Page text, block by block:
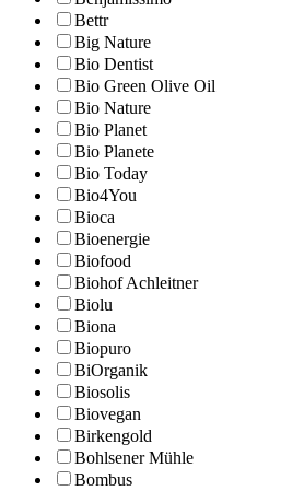
Bettr
Big Nature
Bio Dentist
Bio Green Olive Oil
Bio Nature
Bio Planet
Bio Planete
Bio Today
Bio4You
Bioca
Bioenergie
Biofood
Biohof Achleitner
Biolu
Biona
Biopuro
BiOrganik
Biosolis
Biovegan
Birkengold
Bohlsener Mühle
Bombus